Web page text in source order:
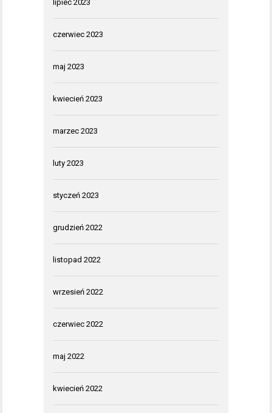
lipiec 2023
czerwiec 2023
maj 2023
kwiecień 2023
marzec 2023
luty 2023
styczeń 2023
grudzień 2022
listopad 2022
wrzesień 2022
czerwiec 2022
maj 2022
kwiecień 2022